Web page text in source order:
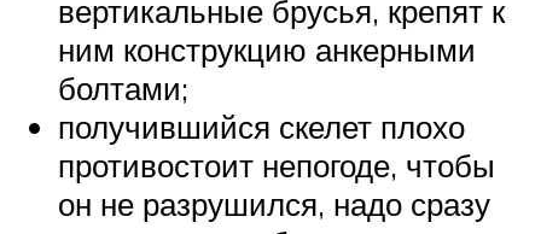
вертикальные брусья, крепят к
ним конструкцию анкерными
болтами;
получившийся скелет плохо
противостоит непогоде, чтобы
он не разрушился, надо сразу